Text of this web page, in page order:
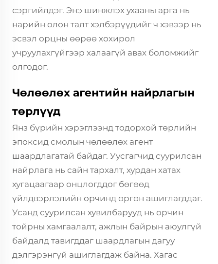
сэргийлдэг. Энэ шинжлэх ухааны арга нь
нарийн олон талт хэлбэрүүдийг ч хэвээр нь
эсвэл орцны өөрөө хохирол
учруулахгүйгээр халаагүй авах боломжийг
олгодог.
Чөлөөлөх агентийн найрлагын
төрлүүд
Янз бүрийн хэрэглээнд тодорхой төрлийн
эпоксид смолын чөлөөлөх агент
шаардлагатай байдаг. Уусгагчид суурилсан
найрлага нь сайн тархалт, хурдан хатах
хугацаагаар онцлогддог бөгөөд
үйлдвэрлэлийн орчинд өргөн ашиглагддаг.
Усанд суурилсан хувилбарууд нь орчин
тойрны хамгаалалт, ажлын байрын аюулгүй
байдалд тавигддаг шаардлагын дагуу
дэлгэрэнгүй ашиглагдаж байна. Хагас